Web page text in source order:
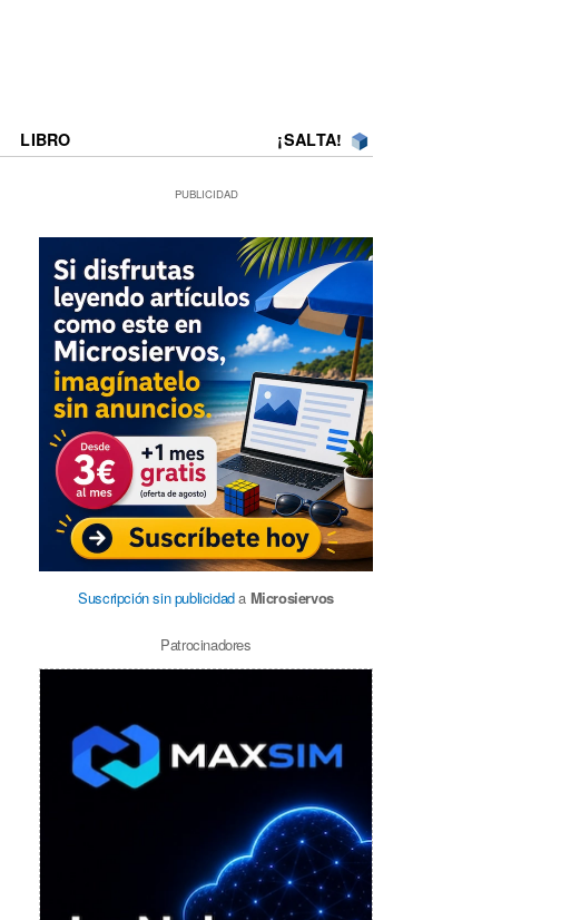
LIBRO ¡SALTA!
PUBLICIDAD
Suscripción sin publicidada Microsiervos
Patrocinadores